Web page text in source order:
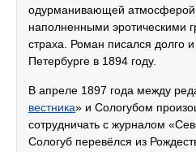
одурманивающей атмосферой
наполненными эротическими
страха. Роман писался долго
Петербурге в 1894 году.
В апреле 1897 года между
вестника» и Сологубом
сотрудничать с журналом
Сологуб перевёлся из